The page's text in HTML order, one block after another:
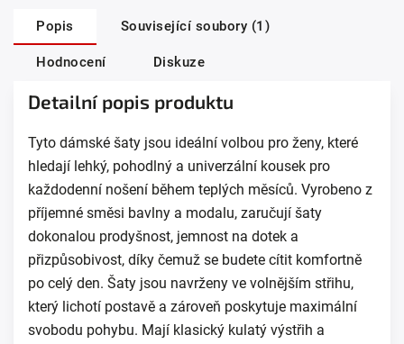
Popis Související soubory (1)
Hodnocení Diskuze
Detailní popis produktu
Tyto dámské šaty jsou ideální volbou pro ženy, které
hledají lehký, pohodlný a univerzální kousek pro
každodenní nošení během teplých měsíců. Vyrobeno z
příjemné směsi bavlny a modalu, zaručují šaty
dokonalou prodyšnost, jemnost na dotek a
přizpůsobivost, díky čemuž se budete cítit komfortně
po celý den. Šaty jsou navrženy ve volnějším střihu,
který lichotí postavě a zároveň poskytuje maximální
svobodu pohybu. Mají klasický kulatý výstřih a